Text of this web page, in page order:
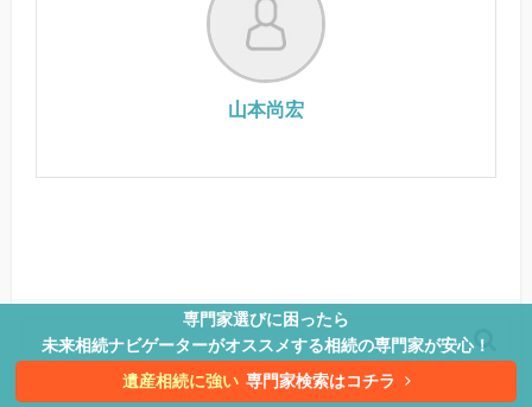
山本尚宏

専門家選びに困ったら
未来相続ナビゲーターがオススメする相続の専門家が安心！
遺産相続に強い 専門家検索はコチラ